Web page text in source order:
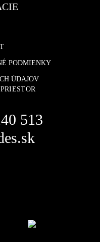
PODMIENKY
ÚDAJOV
513